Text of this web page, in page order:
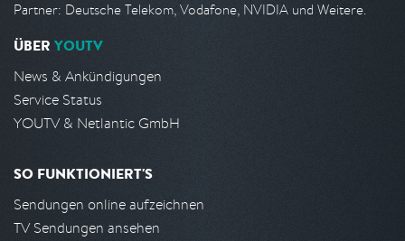
Partner: Deutsche Telekom, Vodafone, NVIDIA und Weitere.
ÜBER YOUTV
News & Ankündigungen
Service Status
YOUTV & Netlantic GmbH
SO FUNKTIONIERT'S
Sendungen online aufzeichnen
TV Sendungen ansehen